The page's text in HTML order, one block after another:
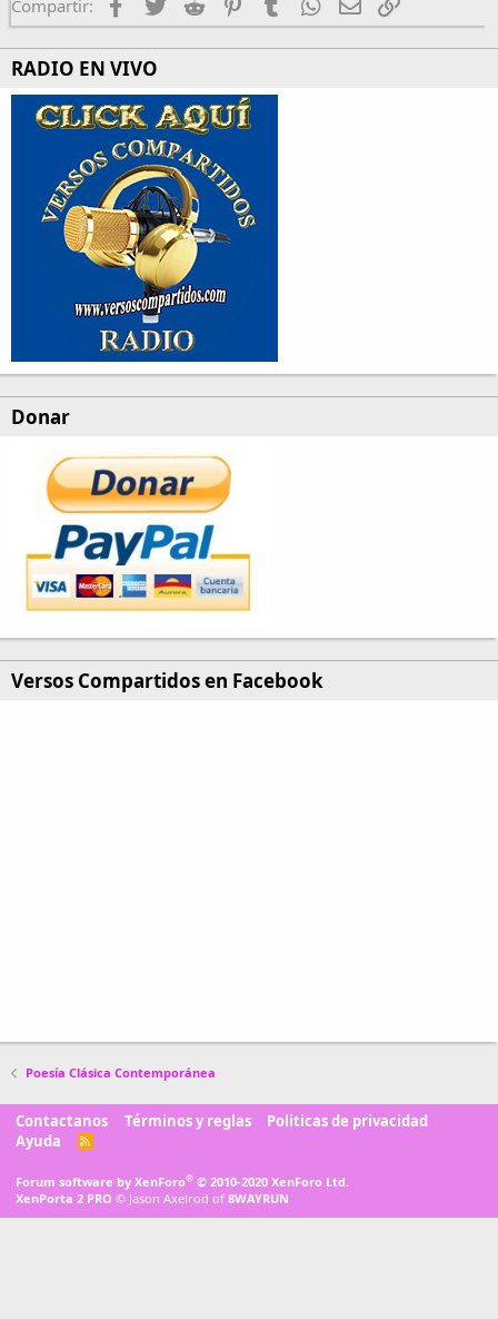
Compartir:
RADIO EN VIVO
Donar
Versos Compartidos en Facebook
Poesía Clásica Contemporánea
Contactanos Términos y reglas
Politicas de privacidad
Ayuda
R
Forum software by XenForo® © 2010-2020 XenForo Ltd.
XenPorta 2 PRO © Jason Axelrod of 8WAYRUN